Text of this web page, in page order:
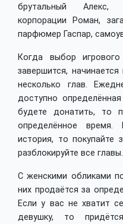
брутальный Алекс,
корпорации Роман,
парфюмер Гаспар,
Когда выбор
завершится,
несколько глав.
доступно
будете донатить, то
определённое время.
история, то покупайте
разблокируйте все главы.
С женскими обликами
них продаётся за
Если у вас не хватит
девушку, то